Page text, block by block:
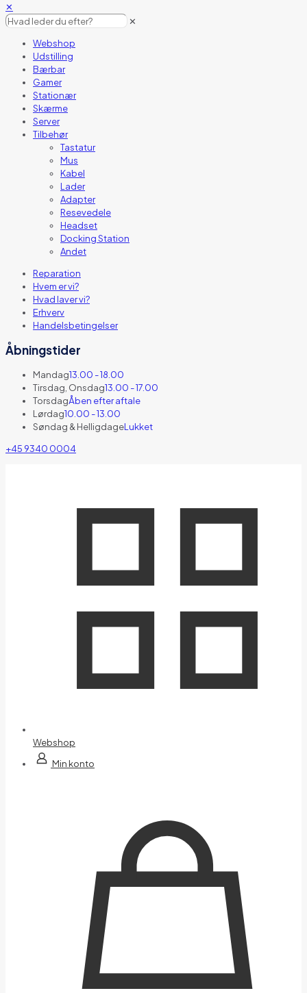
✕
✕
Webshop
Udstilling
Bærbar
Gamer
Stationær
Skærme
Server
Tilbehør
Tastatur
Mus
Kabel
Lader
Adapter
Resevedele
Headset
Docking Station
Andet
Reparation
Hvem er vi?
Hvad laver vi?
Erhverv
Handelsbetingelser
Åbningstider
Mandag13.00 - 18.00
Tirsdag, Onsdag13.00 - 17.00
TorsdagÅben efter aftale
Lørdag10.00 - 13.00
Søndag & HelligdageLukket
+45 9340 0004
Webshop
Min konto